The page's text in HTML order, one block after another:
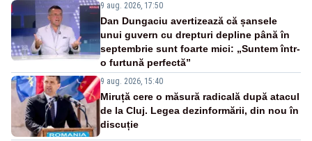
9 aug. 2026, 17:50
Dan Dungaciu avertizează că șansele
unui guvern cu drepturi depline până în
septembrie sunt foarte mici: „Suntem într-
o furtună perfectă”
9 aug. 2026, 15:40
Miruță cere o măsură radicală după atacul
de la Cluj. Legea dezinformării, din nou în
discuție